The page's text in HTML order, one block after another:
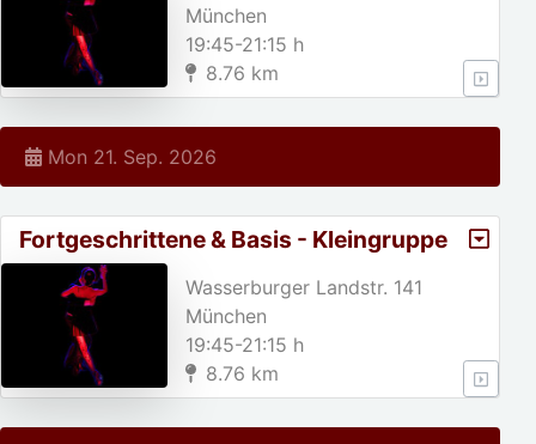
München
19:45-21:15 h
8.76 km
Mon 21. Sep. 2026
Fortgeschrittene & Basis - Kleingruppe
Wasserburger Landstr. 141
München
19:45-21:15 h
8.76 km